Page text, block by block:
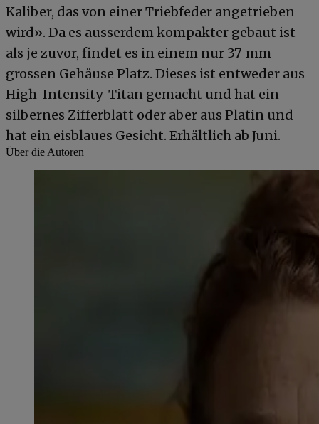
Kaliber, das von einer Triebfeder angetrieben
wird». Da es ausserdem kompakter gebaut ist
als je zuvor, findet es in einem nur 37 mm
grossen Gehäuse Platz. Dieses ist entweder aus
High-Intensity-Titan gemacht und hat ein
silbernes Zifferblatt oder aber aus Platin und
hat ein eisblaues Gesicht. Erhältlich ab Juni.
Über die Autoren